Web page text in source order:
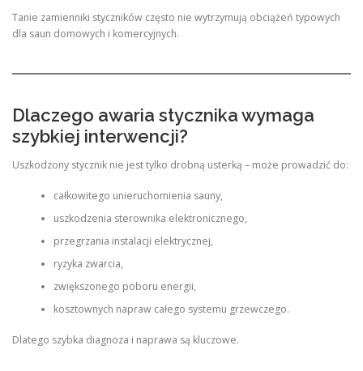
Tanie zamienniki styczników często nie wytrzymują obciążeń typowych
dla saun domowych i komercyjnych.
Dlaczego awaria stycznika wymaga
szybkiej interwencji?
Uszkodzony stycznik nie jest tylko drobną usterką – może prowadzić do:
całkowitego unieruchomienia sauny,
uszkodzenia sterownika elektronicznego,
przegrzania instalacji elektrycznej,
ryzyka zwarcia,
zwiększonego poboru energii,
kosztownych napraw całego systemu grzewczego.
Dlatego szybka diagnoza i naprawa są kluczowe.